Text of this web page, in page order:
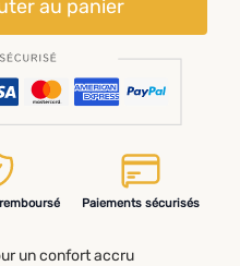
au panier
Paiements sécurisés
un confort accru